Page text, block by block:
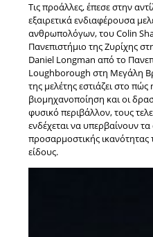
Τις προάλλες, έπεσε στην
εξαιρετικά ενδιαφέρουσα
ανθρωπολόγων, του Colin
Πανεπιστήμιο της Ζυρίχης
Daniel Longman από το
Loughborough στη Μεγάλη
της μελέτης εστιάζει στο πώς
βιομηχανοποίηση και οι
φυσικό περιβάλλον, τους
ενδέχεται να υπερβαίνουν τα
προσαρμοστικής
είδους.